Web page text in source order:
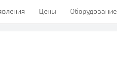
Цены Оборудование